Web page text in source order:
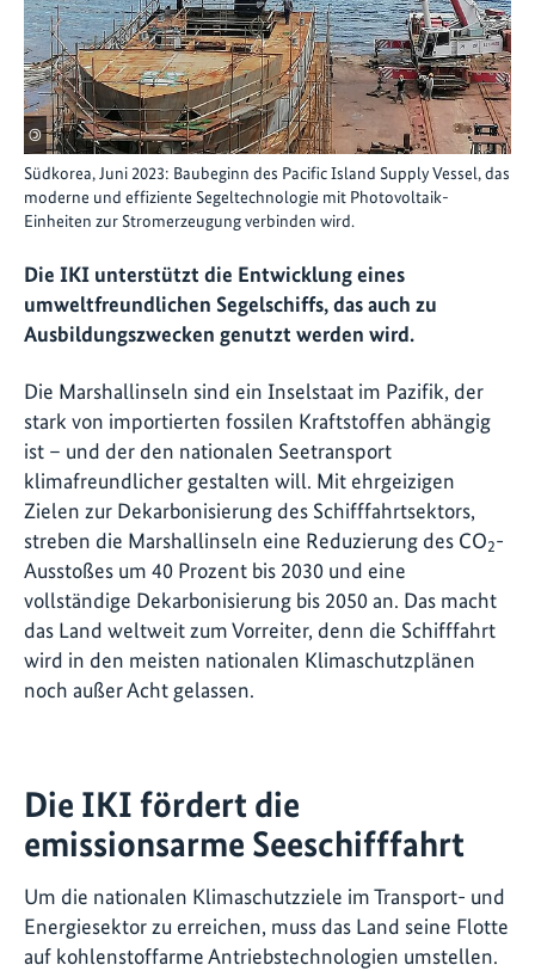
©
Südkorea, Juni 2023: Baubeginn des Pacific Island Supply Vessel, das
moderne und effiziente Segeltechnologie mit Photovoltaik-
Einheiten zur Stromerzeugung verbinden wird.
Die IKI unterstützt die Entwicklung eines
umweltfreundlichen Segelschiffs, das auch zu
Ausbildungszwecken genutzt werden wird.
Die Marshallinseln sind ein Inselstaat im Pazifik, der
stark von importierten fossilen Kraftstoffen abhängig
ist – und der den nationalen Seetransport
klimafreundlicher gestalten will. Mit ehrgeizigen
Zielen zur Dekarbonisierung des Schifffahrtsektors,
streben die Marshallinseln eine Reduzierung des CO2-
Ausstoßes um 40 Prozent bis 2030 und eine
vollständige Dekarbonisierung bis 2050 an. Das macht
das Land weltweit zum Vorreiter, denn die Schifffahrt
wird in den meisten nationalen Klimaschutzplänen
noch außer Acht gelassen.
Die IKI fördert die
emissionsarme Seeschifffahrt
Um die nationalen Klimaschutzziele im Transport- und
Energiesektor zu erreichen, muss das Land seine Flotte
auf kohlenstoffarme Antriebstechnologien umstellen.